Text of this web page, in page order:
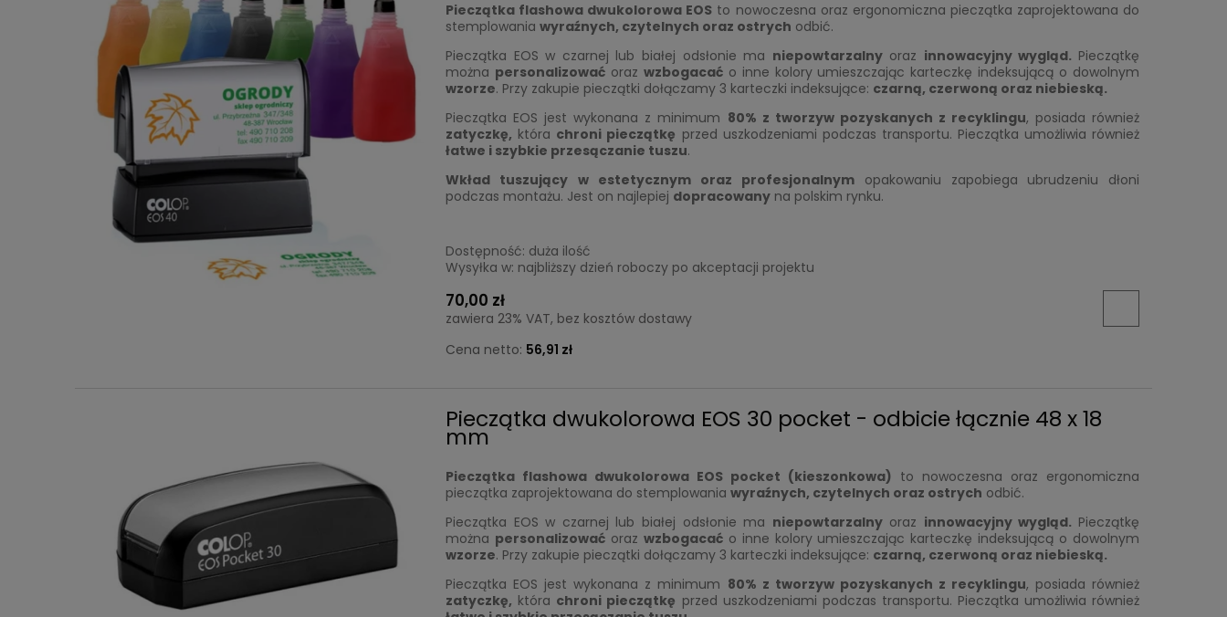
Pieczątka flashowa dwukolorowa EOS to nowoczesna oraz ergonomiczna pieczątka zaprojektowana do
stemplowaniawyraźnych, czytelnych oraz ostrych odbić.
Pieczątka EOS w czarnej lub białej odsłonie ma niepowtarzalnyoraz innowacyjny wygląd. Pieczątkę
można personalizować oraz wzbogacaćo inne kolory umieszczając karteczkę indeksującą o dowolnym
wzorze. Przy zakupie pieczątki dołączamy 3 karteczki indeksujące: czarną, czerwoną oraz niebieską.
Pieczątka EOS jest wykonana z minimum 80% z tworzyw pozyskanych z recyklingu, posiada również
zatyczkę, która chroni pieczątkę przed uszkodzeniami podczas transportu. Pieczątka umożliwia również
łatwe i szybkie przesączanie tuszu.
Wkład tuszujący w estetycznym oraz profesjonalnymopakowaniu zapobiega ubrudzeniu dłoni
podczas montażu. Jest on najlepiej dopracowany na polskim rynku.
Dostępność: duża ilość
Wysyłka w: najbliższy dzień roboczy po akceptacji projektu
70,00 zł
zawiera 23% VAT, bez kosztów dostawy
Cena netto: 56,91 zł
Pieczątka dwukolorowa EOS 30 pocket - odbicie łącznie 48 x 18
mm
Pieczątka flashowa dwukolorowa EOS pocket (kieszonkowa) to nowoczesna oraz ergonomiczna
pieczątka zaprojektowana do stemplowaniawyraźnych, czytelnych oraz ostrych odbić.
Pieczątka EOS w czarnej lub białej odsłonie ma niepowtarzalnyoraz innowacyjny wygląd. Pieczątkę
można personalizować oraz wzbogacaćo inne kolory umieszczając karteczkę indeksującą o dowolnym
wzorze. Przy zakupie pieczątki dołączamy 3 karteczki indeksujące: czarną, czerwoną oraz niebieską.
Pieczątka EOS jest wykonana z minimum 80% z tworzyw pozyskanych z recyklingu, posiada również
zatyczkę, która chroni pieczątkę przed uszkodzeniami podczas transportu. Pieczątka umożliwia również